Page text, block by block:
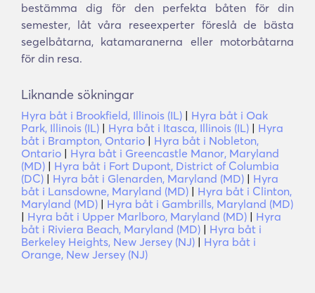
bestämma dig för den perfekta båten för din
semester, låt våra reseexperter föreslå de bästa
segelbåtarna, katamaranerna eller motorbåtarna
för din resa.
Liknande sökningar
Hyra båt i Brookfield, Illinois (IL) | Hyra båt i Oak
Park, Illinois (IL) | Hyra båt i Itasca, Illinois (IL) | Hyra
båt i Brampton, Ontario | Hyra båt i Nobleton,
Ontario | Hyra båt i Greencastle Manor, Maryland
(MD) | Hyra båt i Fort Dupont, District of Columbia
(DC) | Hyra båt i Glenarden, Maryland (MD) | Hyra
båt i Lansdowne, Maryland (MD) | Hyra båt i Clinton,
Maryland (MD) | Hyra båt i Gambrills, Maryland (MD)
| Hyra båt i Upper Marlboro, Maryland (MD) | Hyra
båt i Riviera Beach, Maryland (MD) | Hyra båt i
Berkeley Heights, New Jersey (NJ) | Hyra båt i
Orange, New Jersey (NJ)